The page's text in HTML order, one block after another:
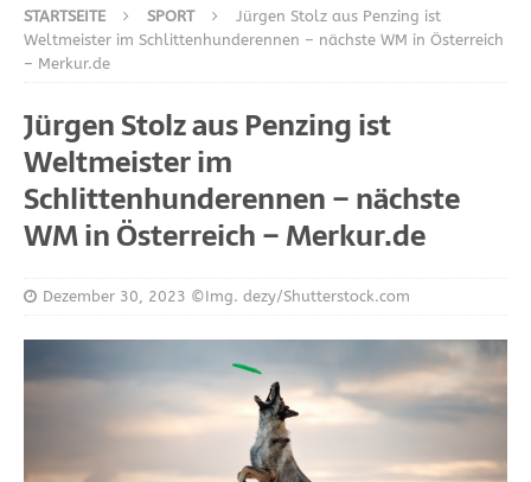
STARTSEITE SPORT
Jürgen Stolz aus Penzing ist
Weltmeister im Schlittenhunderennen – nächste WM in Österreich
– Merkur.de
Jürgen Stolz aus Penzing ist
Weltmeister im
Schlittenhunderennen – nächste
WM in Österreich – Merkur.de
Dezember 30, 2023 ©Img. dezy/Shutterstock.com